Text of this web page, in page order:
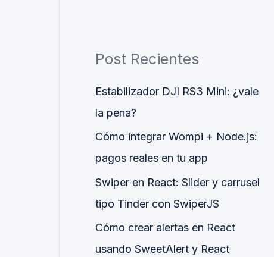
Post Recientes
Estabilizador DJI RS3 Mini: ¿vale
la pena?
Cómo integrar Wompi + Node.js:
pagos reales en tu app
Swiper en React: Slider y carrusel
tipo Tinder con SwiperJS
Cómo crear alertas en React
usando SweetAlert y React